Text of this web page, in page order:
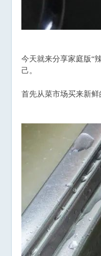
今天就来分享家庭版“
己。
首先从菜市场买来新